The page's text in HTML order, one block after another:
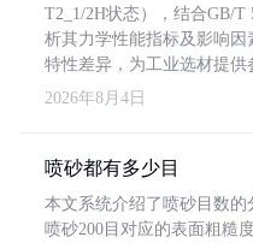
T2_1/2H状态），结合GB/T
析其力学性能指标及影响
特性差异，为工业选材提供
2026年8月4日
喷砂都有多少目
本文系统介绍了喷砂目数
喷砂200目对应的表面粗糙